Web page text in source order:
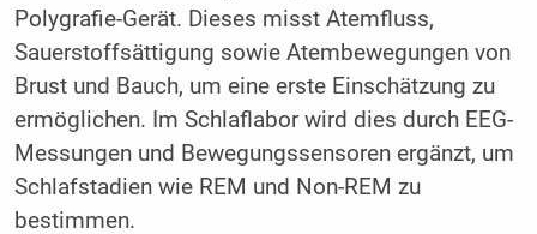
Polygrafie-Gerät. Dieses misst Atemfluss,
Sauerstoffsättigung sowie Atembewegungen von
Brust und Bauch, um eine erste Einschätzung zu
ermöglichen. Im Schlaflabor wird dies durch EEG-
Messungen und Bewegungssensoren ergänzt, um
Schlafstadien wie REM und Non-REM zu
bestimmen.